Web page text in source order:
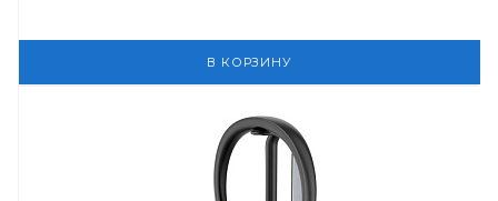
В КОРЗИНУ